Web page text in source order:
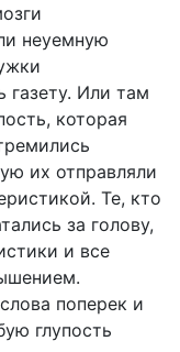
неуемную
газету. Или там
которая
их отправляли
Те, кто
за голову,
и все
поперек и
глупость